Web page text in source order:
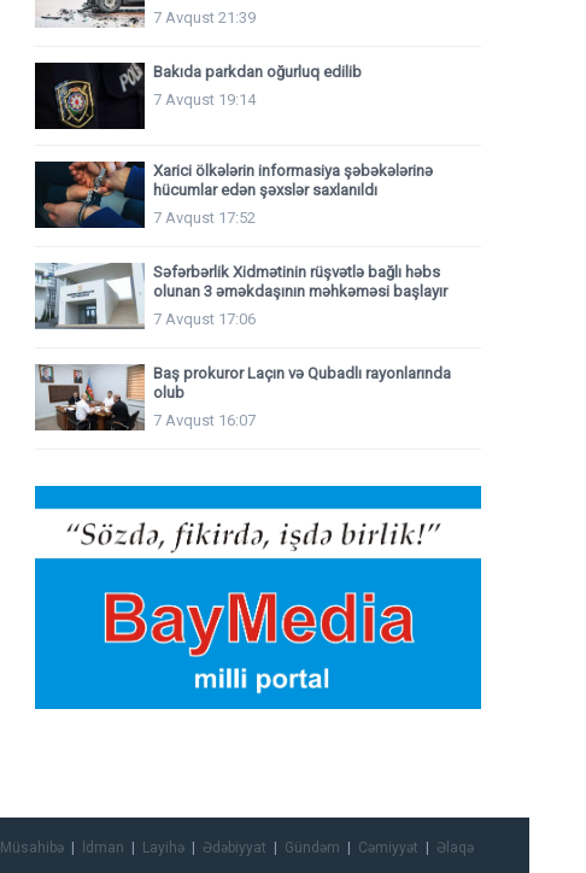
7 Avqust 21:39
Bakıda parkdan oğurluq edilib
7 Avqust 19:14
Xarici ölkələrin informasiya şəbəkələrinə
hücumlar edən şəxslər saxlanıldı
7 Avqust 17:52
Səfərbərlik Xidmətinin rüşvətlə bağlı həbs
olunan 3 əməkdaşının məhkəməsi başlayır
7 Avqust 17:06
Baş prokuror Laçın və Qubadlı rayonlarında
olub
7 Avqust 16:07
Müsahibə İdman Layihə Ədəbiyyat Gündəm Cəmiyyət Əlaqə